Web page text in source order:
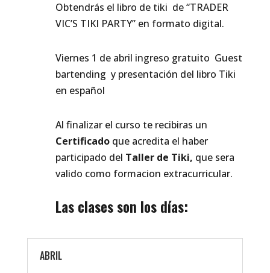
Obtendrás el libro de tiki de “TRADER
VIC’S TIKI PARTY” en formato digital.
Viernes 1 de abril ingreso gratuito Guest
bartending y presentación del libro Tiki
en español
Al finalizar el curso te recibiras un
Certificadoque acredita el haber
participado del Taller de Tiki, que sera
valido como formacion extracurricular.
Las clases son los días:
ABRIL